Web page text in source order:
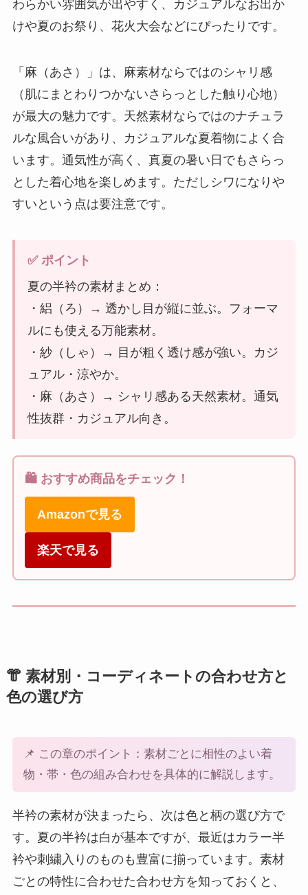
わらかい雰囲気が出やすく、カジュアルなお出か
けや夏のお祭り、花火大会などにぴったりです。
「麻（あさ）」は、麻素材ならではのシャリ感
（肌にまとわりつかないさらっとした触り心地）
が最大の魅力です。天然素材ならではのナチュラ
ルな風合いがあり、カジュアルな夏着物によく合
います。通気性が高く、真夏の暑い日でもさらっ
とした着心地を楽しめます。ただしシワになりや
すいという点は要注意です。
✅ ポイント
夏の半衿の素材まとめ：
・絽（ろ）→ 透かし目が縦に並ぶ。フォーマ
ルにも使える万能素材。
・紗（しゃ）→ 目が粗く透け感が強い。カジ
ュアル・涼やか。
・麻（あさ）→ シャリ感ある天然素材。通気
性抜群・カジュアル向き。
🛍️ おすすめ商品をチェック！
Amazonで見る
楽天で見る
👘 素材別・コーディネートの合わせ方と
色の選び方
📌 この章のポイント：素材ごとに相性のよい着
物・帯・色の組み合わせを具体的に解説します。
半衿の素材が決まったら、次は色と柄の選び方で
す。夏の半衿は白が基本ですが、最近はカラー半
衿や刺繍入りのものも豊富に揃っています。素材
ごとの特性に合わせた合わせ方を知っておくと、